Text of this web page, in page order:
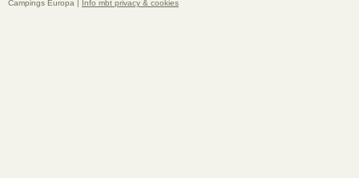
Campings Europa | Info mbt privacy & cookies